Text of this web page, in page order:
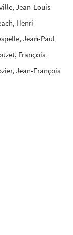
Jean-Louis
Henri
Jean-Paul
François
Jean-François